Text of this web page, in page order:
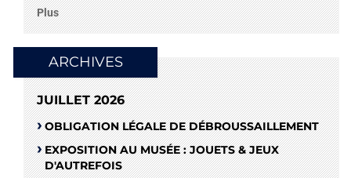
Plus
ARCHIVES
JUILLET 2026
OBLIGATION LÉGALE DE DÉBROUSSAILLEMENT
EXPOSITION AU MUSÉE : JOUETS & JEUX
D'AUTREFOIS